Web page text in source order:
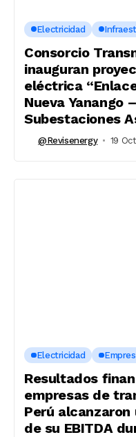
Electricidad
Consorcio
inauguran
eléctrica
Nueva Yanango
Subestaciones
@revisenergy 19
Electricidad
Resultados
empresas de
Perú
de su EBITDA